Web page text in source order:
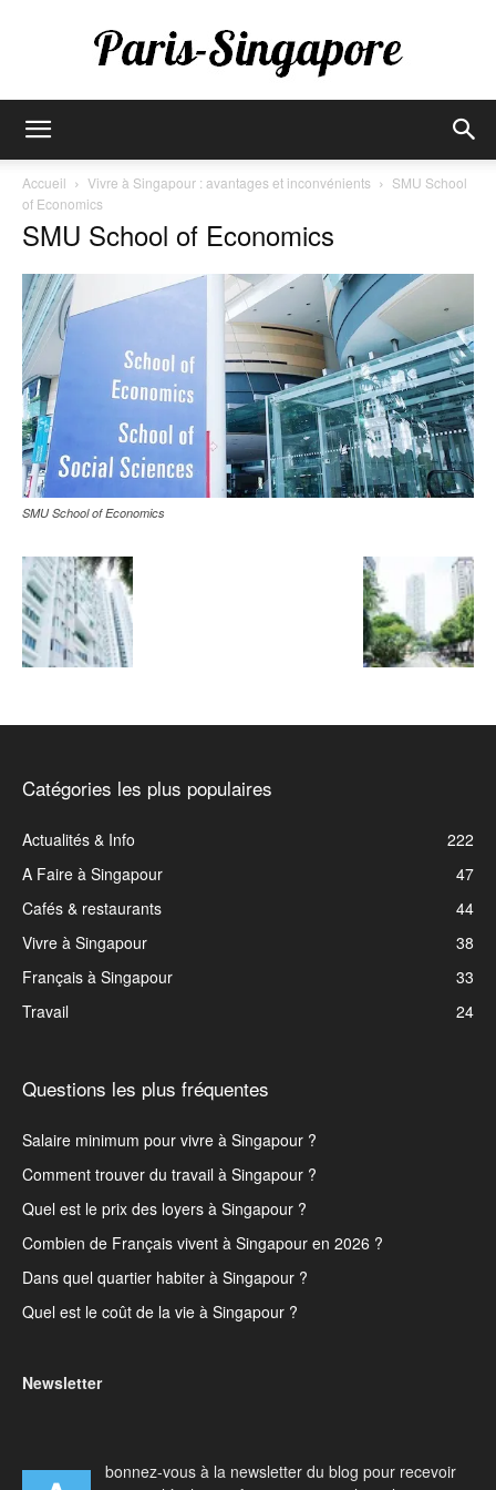
Singapore
Accueil Vivre à Singapour : avantages et inconvénients
SMU School
of Economics
SMU School of Economics
SMU School of Economics
Catégories les plus populaires
Actualités & Info
222
A Faire à Singapour
47
Cafés & restaurants
44
Vivre à Singapour
38
Français à Singapour
33
Travail
24
Questions les plus fréquentes
Salaire minimum pour vivre à Singapour ?
Comment trouver du travail à Singapour ?
Quel est le prix des loyers à Singapour ?
Combien de Français vivent à Singapour en 2026 ?
Dans quel quartier habiter à Singapour ?
Quel est le coût de la vie à Singapour ?
Newsletter
bonnez-vous à la newsletter du blog pour recevoir